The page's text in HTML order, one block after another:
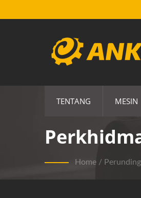
TENTANG MESIN
Home /